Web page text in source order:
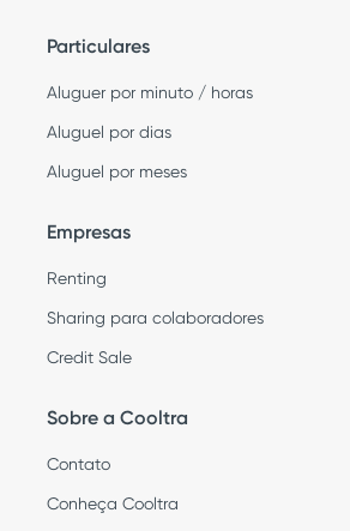
Particulares
Aluguer por minuto / horas
Aluguel por dias
Aluguel por meses
Empresas
Renting
Sharing para colaboradores
Credit Sale
Sobre a Cooltra
Contato
Conheça Cooltra